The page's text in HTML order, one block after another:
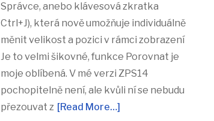
Správce, anebo klávesová zkratka
Ctrl+J), která nově umožňuje individuálně
měnit velikost a pozici v rámci zobrazení
Je to velmi šikovné, funkce Porovnat je
moje oblíbená. V mé verzi ZPS14
pochopitelně není, ale kvůli ní se nebudu
přezouvat z [Read More…]